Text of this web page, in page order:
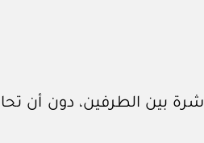
بين الطرفين، دون أن